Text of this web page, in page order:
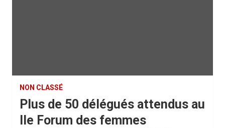
NON CLASSÉ
Plus de 50 délégués attendus au
IIe Forum des femmes